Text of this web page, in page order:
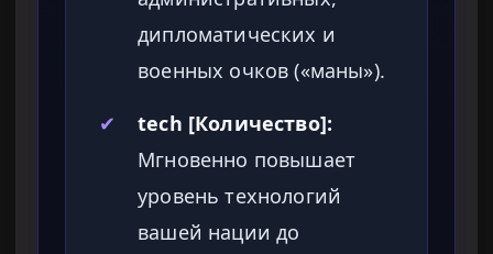
дипломатических и
военных очков («маны»).
✔
tech [Количество]:
Мгновенно повышает
уровень технологий
вашей нации до